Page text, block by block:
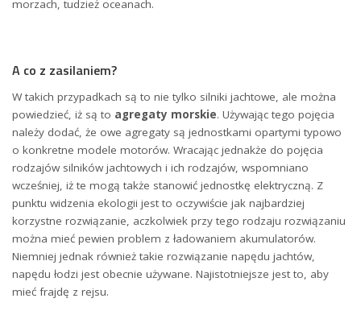
morzach, tudzież oceanach.
A co z zasilaniem?
W takich przypadkach są to nie tylko silniki jachtowe, ale można
powiedzieć, iż są to agregaty morskie. Używając tego pojęcia
należy dodać, że owe agregaty są jednostkami opartymi typowo
o konkretne modele motorów. Wracając jednakże do pojęcia
rodzajów silników jachtowych i ich rodzajów, wspomniano
wcześniej, iż te mogą także stanowić jednostkę elektryczną. Z
punktu widzenia ekologii jest to oczywiście jak najbardziej
korzystne rozwiązanie, aczkolwiek przy tego rodzaju rozwiązaniu
można mieć pewien problem z ładowaniem akumulatorów.
Niemniej jednak również takie rozwiązanie napędu jachtów,
napędu łodzi jest obecnie używane. Najistotniejsze jest to, aby
mieć frajdę z rejsu.